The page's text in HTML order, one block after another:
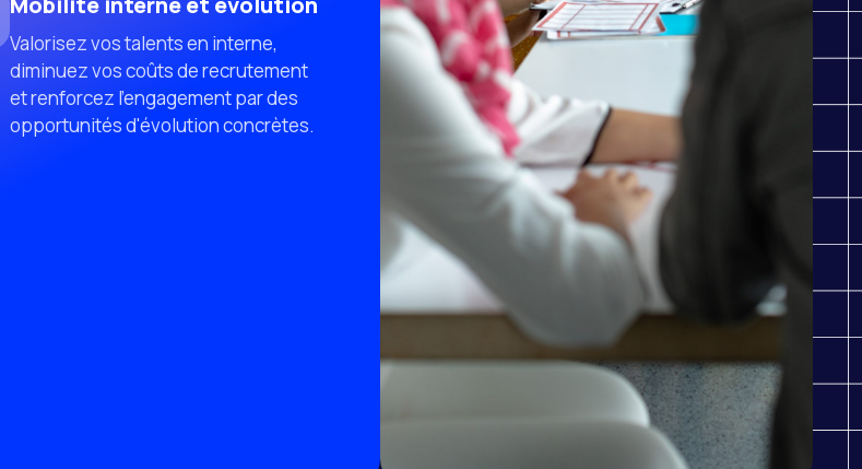
Valorisez vos talents en interne,
diminuez vos coûts de recrutement
et renforcez l'engagement par des
opportunités d'évolution concrètes.